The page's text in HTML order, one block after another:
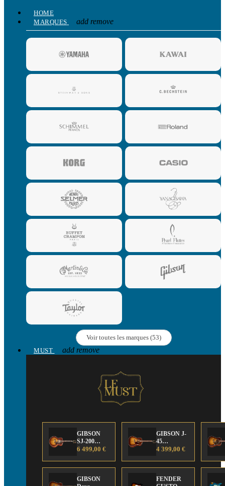
HOME
MARQUES
add remove
Voir toutes les marques (53)
MUST
add remove
GIBSON
SJ-200
Anniversary
Edition
6 499,00 €
GIBSON J-
45
Anniversary
Edition
4 399,00 €
GIBSON
FENDER